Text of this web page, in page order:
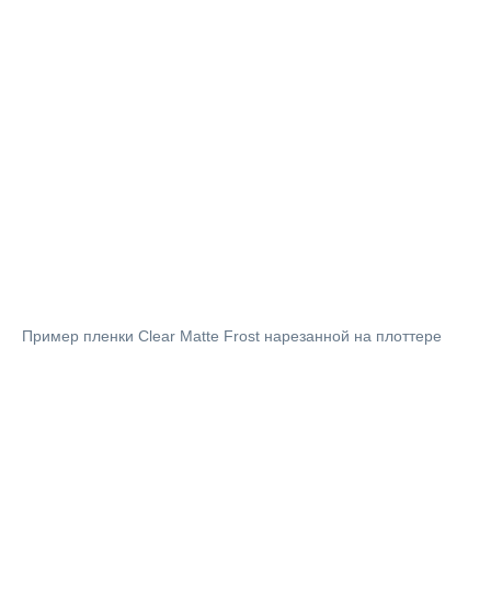
Пример пленки Clear Matte Frost нарезанной на плоттере